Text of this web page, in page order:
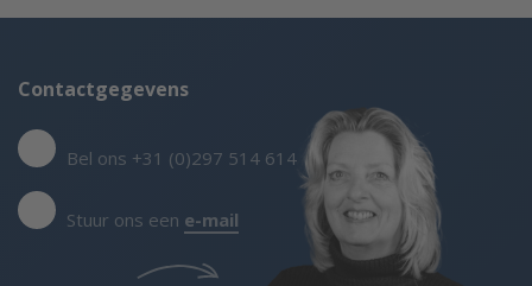
Contactgegevens
Bel ons +31 (0)297 514 614
Stuur ons een e-mail